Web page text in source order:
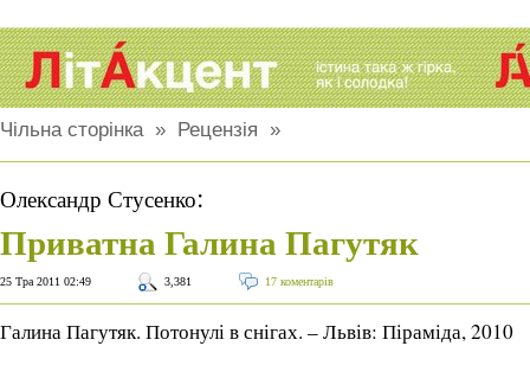
Чільна сторінка» Рецензія »
Олександр Стусенко:
Приватна Галина Пагутяк
25 Тра 2011 02:49 3,381 17 коментарів
Галина Пагутяк. Потонулі в снігах. – Львів: Піраміда, 2010